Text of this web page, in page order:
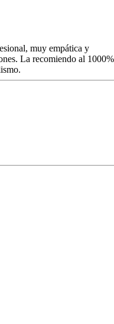
muy empática y
La recomiendo al 1000%